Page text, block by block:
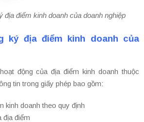
địa điểm kinh doanh của doanh nghiệp
ký địa điểm kinh doanh của
động của địa điểm kinh doanh thuộc
tin trong giấy phép bao gồm:
kinh doanh theo quy định
địa điểm